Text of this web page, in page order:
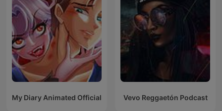
My Diary Animated Official Vevo Reggaetón Podcast